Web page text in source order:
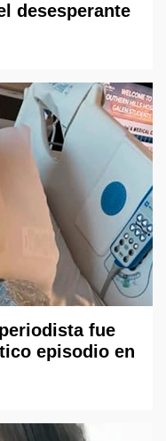
desesperante
fue
episodio en